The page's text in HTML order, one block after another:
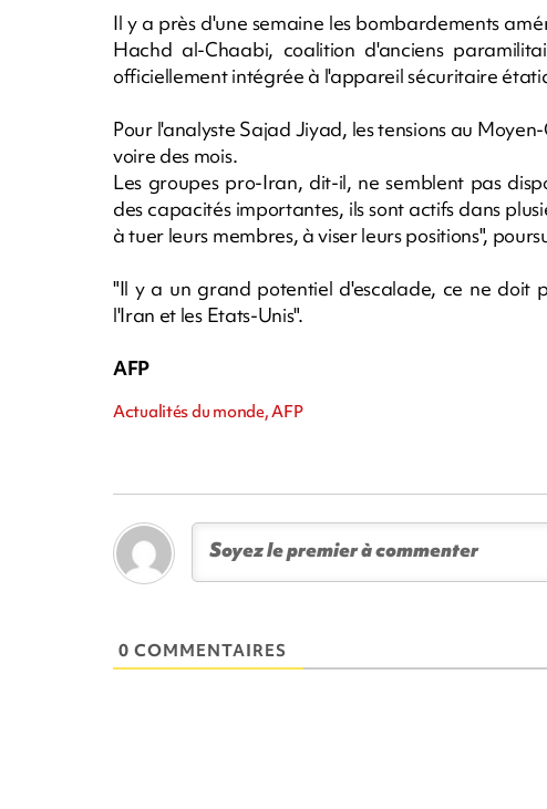
Il y a près d'une semaine les bombardements
Hachd al-Chaabi, coalition d'anciens
officiellement intégrée à l'appareil sécuritaire
Pour l'analyste Sajad Jiyad, les tensions au
voire des mois.
Les groupes pro-Iran, dit-il, ne semblent pas
des capacités importantes, ils sont actifs dans
à tuer leurs membres, à viser leurs positions",
"Il y a un grand potentiel d'escalade, ce ne doit
l'Iran et les Etats-Unis".
AFP
Actualités du monde, AFP
0 COMMENTAIRES